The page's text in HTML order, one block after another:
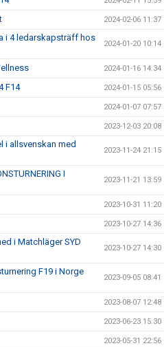
2024-02-06 11:37
i 4 ledarskapsträff hos
2024-01-20 10:14
2024-01-16 14:34
F14 2024-01-15 05:56
2024-01-07 07:57
2023-12-03 20:08
i allsvenskan med
2023-11-24 21:15
I
2023-11-21 13:59
2023-10-31 11:20
2023-10-27 14:36
i Matchläger SYD
2023-10-27 14:30
F19 i Norge
2023-09-05 08:41
2023-08-07 12:48
2023-06-23 15:30
2023-05-31 22:56